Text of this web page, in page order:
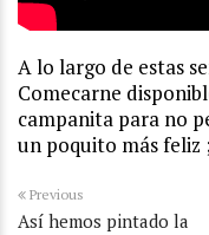
A lo largo de estas
Comecarne
campanita para no
un poquito más feliz
Previous
Así hemos pintado la